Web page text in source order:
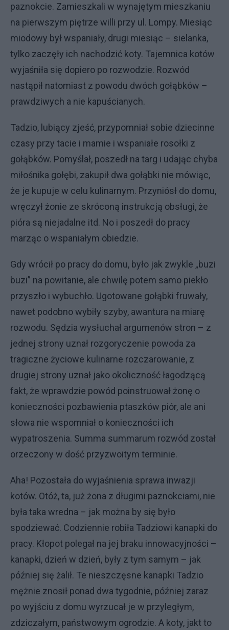
paznokcie. Zamieszkali w wynajętym mieszkaniu
na pierwszym piętrze willi przy ul. Lompy. Miesiąc
miodowy był wspaniały, drugi miesiąc – sielanka,
tylko zaczęły ich nachodzić koty. Tajemnica kotów
wyjaśniła się dopiero po rozwodzie. Rozwód
nastąpił natomiast z powodu dwóch gołąbków –
prawdziwych a nie kapuścianych.
Tadzio, lubiący zjeść, przypomniał sobie dziecinne
czasy przy tacie i mamie i wspaniałe rosołki z
gołąbków. Pomyślał, poszedł na targ i udając chyba
miłośnika gołębi, zakupił dwa gołąbki nie mówiąc,
że je kupuje w celu kulinarnym. Przyniósł do domu,
wręczył żonie ze skróconą instrukcją obsługi, że
pióra są niejadalne itd. No i poszedł do pracy
marząc o wspaniałym obiedzie.
Gdy wrócił po pracy do domu, było jak zwykle „buzi
buzi” na powitanie, ale chwilę potem samo piekło
przyszło i wybuchło. Ugotowane gołąbki fruwały,
nawet podobno wybiły szyby, awantura na miarę
rozwodu. Sędzia wysłuchał argumenów stron – z
jednej strony uznał rozgoryczenie powoda za
tragiczne życiowe kulinarne rozczarowanie, z
drugiej strony uznał jako okoliczność łagodzącą
fakt, że wprawdzie powód poinstruował żonę o
konieczności pozbawienia ptaszków piór, ale ani
słowa nie wspomniał o konieczności ich
wypatroszenia. Summa summarum rozwód został
orzeczony w dość przyzwoitym terminie.
Aha! Pozostała do wyjaśnienia sprawa inwazji
kotów. Otóż, ta, już żona z długimi paznokciami, nie
była taka wredna – jak można by się było
spodziewać. Codziennie robiła Tadziowi kanapki do
pracy. Kłopot polegał na jej braku innowacyjności –
kanapki, dzień w dzień, były z tym samym – jak
później się żalił. Te nieszczęsne kanapki Tadzio
mężnie znosił ponad dwa tygodnie, później zaraz
po wyjściu z domu wyrzucał je w przyległym,
zdziczałym, państwowym ogrodzie. A koty, jakt to